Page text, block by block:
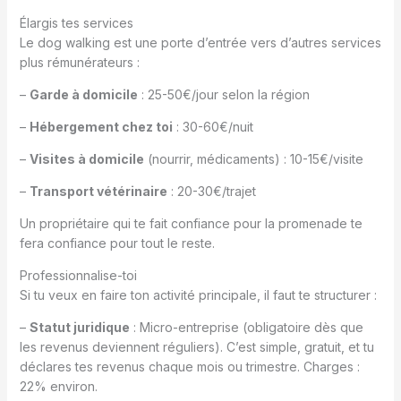
Élargis tes services
Le dog walking est une porte d’entrée vers d’autres services
plus rémunérateurs :
– Garde à domicile : 25-50€/jour selon la région
– Hébergement chez toi : 30-60€/nuit
– Visites à domicile (nourrir, médicaments) : 10-15€/visite
– Transport vétérinaire : 20-30€/trajet
Un propriétaire qui te fait confiance pour la promenade te
fera confiance pour tout le reste.
Professionnalise-toi
Si tu veux en faire ton activité principale, il faut te structurer :
– Statut juridique : Micro-entreprise (obligatoire dès que
les revenus deviennent réguliers). C’est simple, gratuit, et tu
déclares tes revenus chaque mois ou trimestre. Charges :
22% environ.